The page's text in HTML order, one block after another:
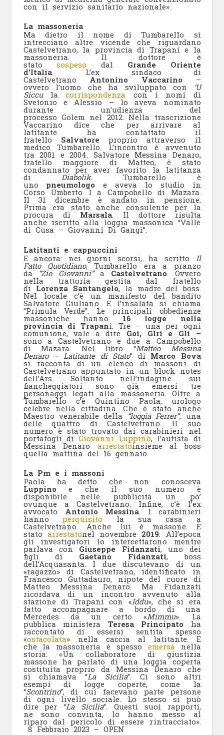
con il servizio sanitario nazionale».
La massoneria
Ma dietro il nome di Tumbarello si
intrecciano altre vicende che riguardano
Castelvetrano, la provincia di Trapani e la
massoneria. Il dottore è
statosospeso dal Grande Oriente
d’Italia. L’ex sindaco di
Castelvetrano Antonino Vaccarino –
ovvero l’uomo che ha sviluppato con ‘U
Siccu lacorrispondenza con i nomi di
Svetonio e Alessio – lo aveva nominato
durante un’udienza del
processo Golem nel 2012. Nella trascrizione
Vaccarino dice che per arrivare al
latitante ha contattato il
fratello Salvatore proprio attraverso il
medico Tumbarello. L’incontro è avvenuto
tra 2001 e 2004. Salvatore Messina Denaro,
fratello maggiore di Matteo, è stato
condannato per aver favorito la latitanza
diDiabolik. Tumbarello è
uno pneumologoe aveva lo studio in
Corso Umberto I a Campobello di Mazara.
Il 31 dicembre è andato in pensione.
Prima era stato anche consulente per la
procura di Marsala. Il dottore risulta
anche iscritto alla loggia massonica “Valle
di Cusa – Giovanni Di Gangi”.
Latitanti e cappuccini
E ancora: nei giorni scorsi, ha scritto
Il
Fatto Quotidiano, Tumbarello era a pranzo
da “Zio Giovanni”a Castelvetrano . Ovvero
nella trattoria gestita dal fratello
di Lorenza Santangelo, la madre del boss.
Nel locale c’è un manifesto del bandito
Salvatore Giuliano. E l’insalata si chiama
“Primula Verde”. Le principali obbedienze
massoniche hanno 16 logge nella
provincia di Trapani. Tre – una per ogni
comunione, vale a dire Goi, Glri e Gli–
sono a Castelvetrano e due a Campobello
di Mazara. Nel libro “Matteo Messina
Denaro – Latitante di Stato” di Marco Bova
si racconta di un elenco di massoni di
Castelvetrano appuntato in un block notes
dell’Ars. Soltanto nell’indagine sui
fiancheggiatori sono già emersi tre
personaggi legati alla massoneria. Oltre a
Tumbarello c’è Quintino Paola, urologo
celebre nella cittadina. Che è stato anche
Maestro venerabile della “loggia Ferrer”, una
delle quattro di Castelvetrano. Il suo
numero è stato trovato dai carabinieri nel
portafogli di Giovanni Luppino, l’autista di
Messina Denaro arrestatoinsieme al boss
quella mattina del 16 gennaio.
La Pm e i massoni
Paola ha detto che non conosceva
Luppinoe che il suo numero è
disponibile nelle pubblicità un po’
ovunque a Castelvetrano. Infine, c’è l’ex
avvocato Antonio Messina. I carabinieri
hanno perquisito la sua casa a
Castelvetrano. Anche lui è massone. È
stato arrestatonel novembre 2019: All’epoca
gli investigatori lo intercettarono mentre
parlava con Giuseppe Fidanzati, uno dei
figli di Gaetano Fidanzati, boss
dell’Acquasanta. I due discutevano di un
«ragazzo» di Castelvetrano, identificato in
Francesco Guttadauro, nipote del cuore di
Matteo Messina Denaro. Ma Fidanzati
ricordava di un incontro avvenuto alla
stazione di Trapani con «Iddu», che si era
fatto accompagnare a bordo di una
Mercedes da un certo «Mimmu». La
pubblica ministera Teresa Principato ha
raccontato di essersi sentita spesso
«ostacolata» nella caccia al latitante. E
che la massoneria è spesso emersa nella
storia: «Un collaboratore di giustizia
massone ha parlato di una loggia coperta
costituita proprio da Messina Denaro che
si chiamava “La Sicilia”. Ci sono altri
esempi di logge coperte, come la
“Scontrino”, di cui facevano parte persone
di ogni livello sociale. Lo stesso si può
dire per “La Sicilia”. Questi suoi rapporti,
ne sono convinta, lo hanno messo al
riparo dal pericolo di essere rintracciato».
8 Febbraio 2023 – OPEN